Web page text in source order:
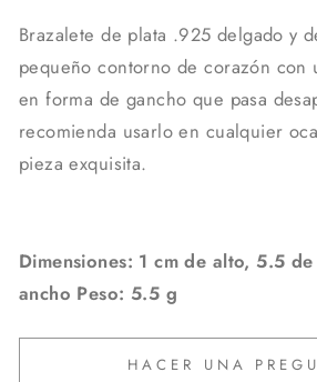
Brazalete de plata .925 delgado y
pequeño contorno de corazón con
en forma de gancho que pasa
recomienda usarlo en cualquier
pieza exquisita.
Dimensiones: 1 cm de alto, 5.5
ancho Peso: 5.5 g
HACER UNA